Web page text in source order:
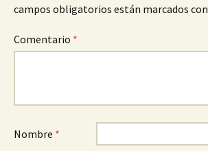
campos obligatorios están marcados con
Comentario *
Nombre *